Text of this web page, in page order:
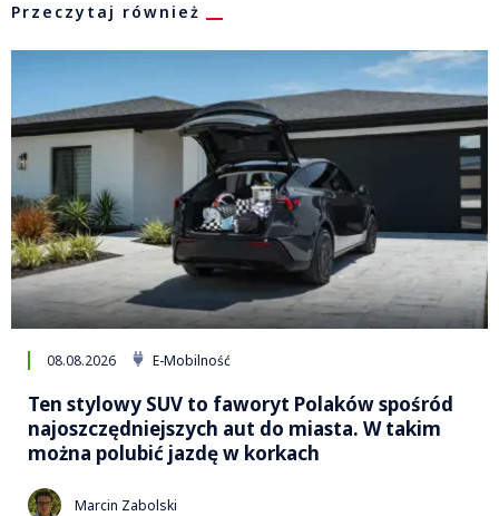
Przeczytaj również
08.08.2026 E-Mobilność
Ten stylowy SUV to faworyt Polaków spośród
najoszczędniejszych aut do miasta. W takim
można polubić jazdę w korkach
Marcin Zabolski